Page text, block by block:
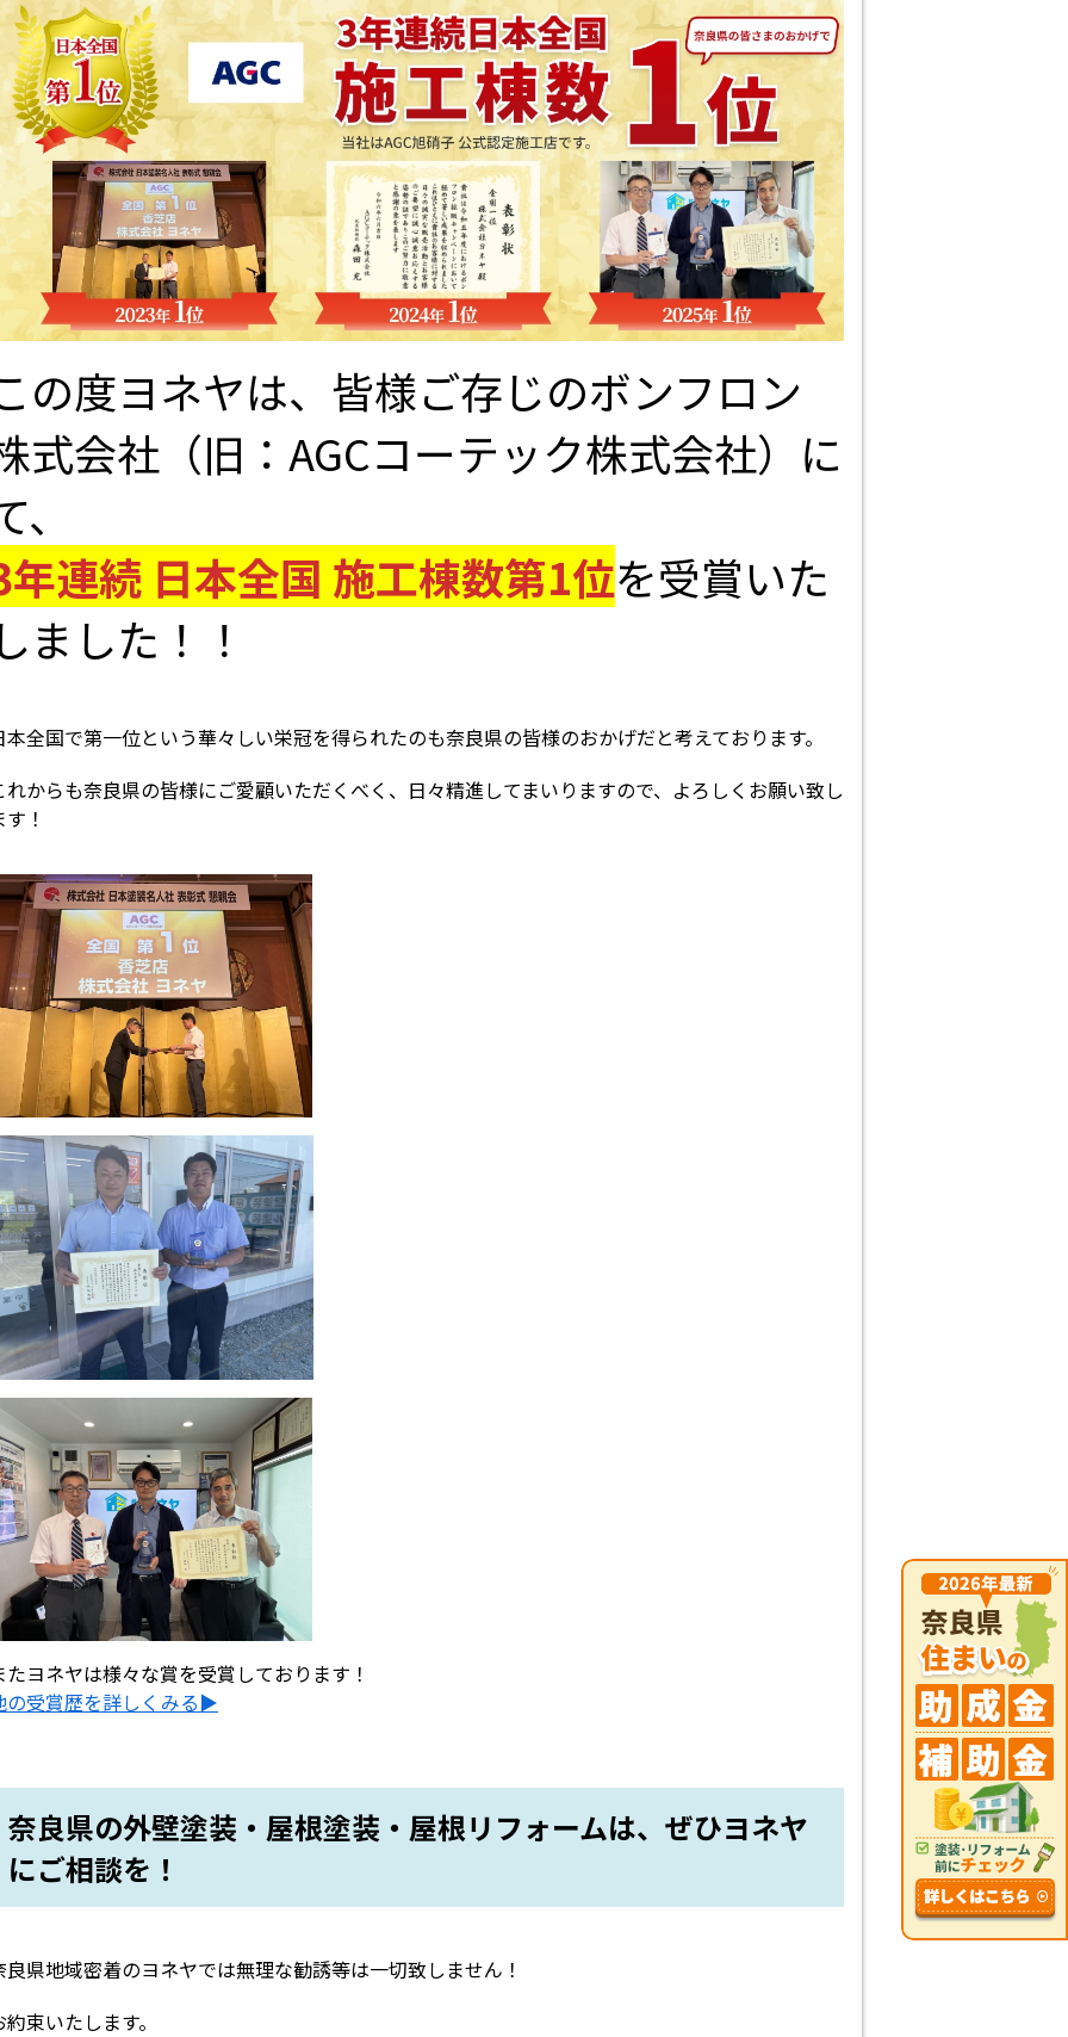
の度ヨネヤは、皆様ご存じのボンフロン
式会社（旧：AGCコーテック株式会社）に
、
年連続 日本全国 施工棟数第1位を受賞いた
ました！！
本全国で第一位という華々しい栄冠を得られたのも奈良県の皆様のおかげだと考えております。
れからも奈良県の皆様にご愛顧いただくべく、日々精進してまいりますので、よろしくお願い致し
！
たヨネヤは様々な賞を受賞しております！
の受賞歴を詳しくみる▶
奈良県の外壁塗装・屋根塗装・屋根リフォームは、ぜひヨネヤ
にご相談を！
良県地域密着のヨネヤでは無理な勧誘等は一切致しません！
約束いたします。